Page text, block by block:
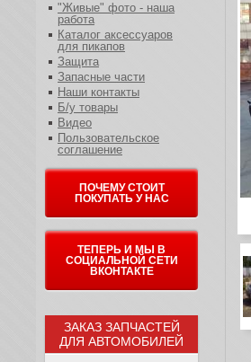
"Живые" фото - наша
работа
Каталог аксессуаров
для пикапов
Защита
Запасные части
Наши контакты
Б/у товары
Видео
Пользовательское
соглашение
ПОЧЕМУ СТОИТ
ПОКУПАТЬ У НАС
ТЕПЕРЬ И МЫ В
СОЦИАЛЬНОЙ СЕТИ
ВКОНТАКТЕ
ЗАКАЗ ЗАПЧАСТЕЙ
ДЛЯ АВТОМОБИЛЕЙ